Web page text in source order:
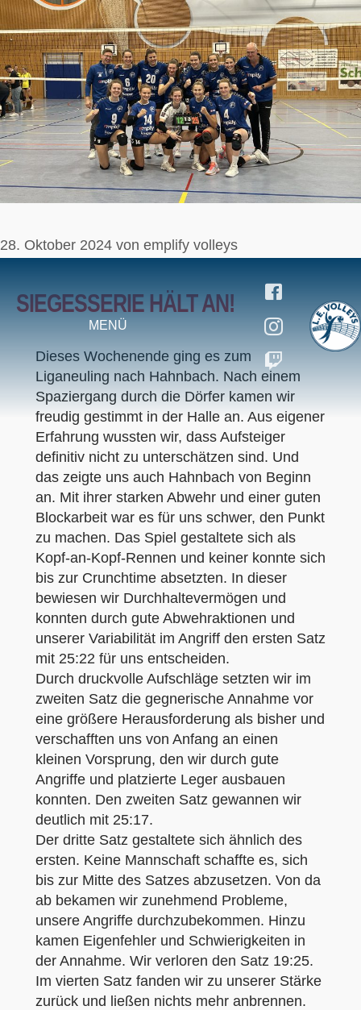
Zum
Inhalt
springen
28. Oktober 2024 von emplify volleys
MENÜ
SIEGESSERIE HÄLT AN!
Dieses Wochenende ging es zum
Liganeuling nach Hahnbach. Nach einem
Spaziergang durch die Dörfer kamen wir
freudig gestimmt in der Halle an. Aus eigener
Erfahrung wussten wir, dass Aufsteiger
definitiv nicht zu unterschätzen sind. Und
das zeigte uns auch Hahnbach von Beginn
an. Mit ihrer starken Abwehr und einer guten
Blockarbeit war es für uns schwer, den Punkt
zu machen. Das Spiel gestaltete sich als
Kopf-an-Kopf-Rennen und keiner konnte sich
bis zur Crunchtime absetzten. In dieser
bewiesen wir Durchhaltevermögen und
konnten durch gute Abwehraktionen und
unserer Variabilität im Angriff den ersten Satz
mit 25:22 für uns entscheiden.
Durch druckvolle Aufschläge setzten wir im
zweiten Satz die gegnerische Annahme vor
eine größere Herausforderung als bisher und
verschafften uns von Anfang an einen
kleinen Vorsprung, den wir durch gute
Angriffe und platzierte Leger ausbauen
konnten. Den zweiten Satz gewannen wir
deutlich mit 25:17.
Der dritte Satz gestaltete sich ähnlich des
ersten. Keine Mannschaft schaffte es, sich
bis zur Mitte des Satzes abzusetzen. Von da
ab bekamen wir zunehmend Probleme,
unsere Angriffe durchzubekommen. Hinzu
kamen Eigenfehler und Schwierigkeiten in
der Annahme. Wir verloren den Satz 19:25.
Im vierten Satz fanden wir zu unserer Stärke
zurück und ließen nichts mehr anbrennen.